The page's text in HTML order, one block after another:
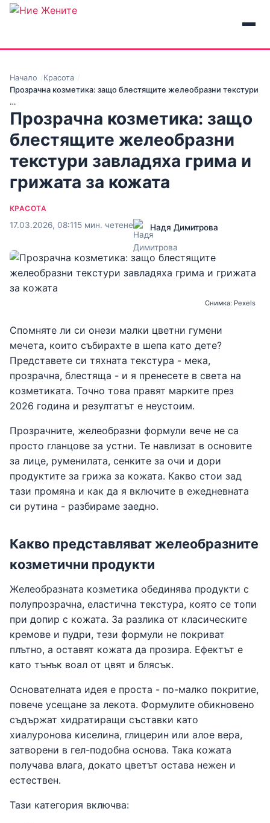
Начало
Красота
Прозрачна козметика: защо блестящите желеобразни текстури
…
Прозрачна козметика: защо
блестящите желеобразни
текстури завладяха грима и
грижата за кожата
КРАСОТА
17.03.2026, 08:115 мин. четене Надя Димитрова
Снимка: Pexels
Спомняте ли си онези малки цветни гумени
мечета, които събирахте в шепа като дете?
Представете си тяхната текстура - мека,
прозрачна, блестяща - и я пренесете в света на
козметиката. Точно това правят марките през
2026 година и резултатът е неустоим.
Прозрачните, желеобразни формули вече не са
просто гланцове за устни. Те навлизат в основите
за лице, руменилата, сенките за очи и дори
продуктите за грижа за кожата. Какво стои зад
тази промяна и как да я включите в ежедневната
си рутина - разбираме заедно.
Какво представляват желеобразните
козметични продукти
Желеобразната козметика обединява продукти с
полупрозрачна, еластична текстура, която се топи
при допир с кожата. За разлика от класическите
кремове и пудри, тези формули не покриват
плътно, а оставят кожата да прозира. Ефектът е
като тънък воал от цвят и блясък.
Основателната идея е проста - по-малко покритие,
повече усещане за лекота. Формулите обикновено
съдържат хидратиращи съставки като
хиалуронова киселина, глицерин или алое вера,
затворени в гел-подобна основа. Така кожата
получава влага, докато цветът остава нежен и
естествен.
Тази категория включва: